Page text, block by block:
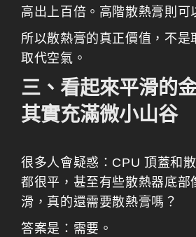
高出上百倍。高階散熱膏則可
所以散熱膏的真正價值，不是
取代空氣。
三、看起來平滑的
其實充滿微小山谷
很多人會疑惑：CPU 頂蓋和
都很平，甚至有些散熱器底部
滑，真的還需要散熱膏嗎？
答案是：需要。